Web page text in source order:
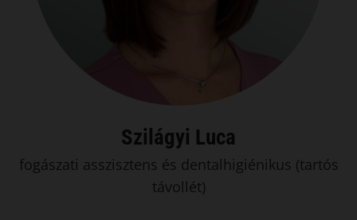
Szilágyi Luca
fogászati asszisztens és dentalhigiénikus (tartós
távollét)